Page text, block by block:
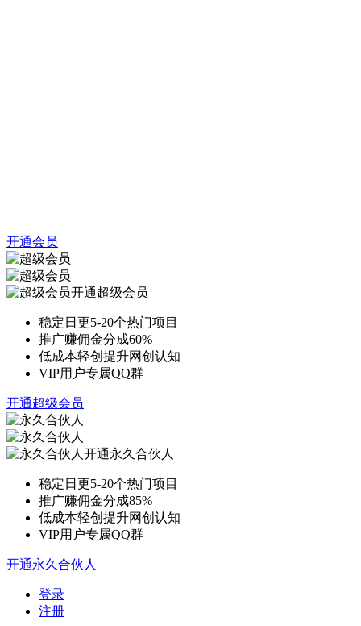
开通会员
开通超级会员
稳定日更5-20个热门项目
推广赚佣金分成60%
低成本轻创提升网创认知
VIP用户专属QQ群
开通超级会员
开通永久合伙人
稳定日更5-20个热门项目
推广赚佣金分成85%
低成本轻创提升网创认知
VIP用户专属QQ群
开通永久合伙人
登录
注册